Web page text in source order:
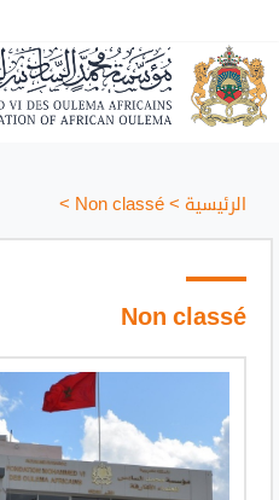
الرئيسية >
Non classé
>
Non classé